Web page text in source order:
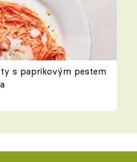
s paprikovým pestem